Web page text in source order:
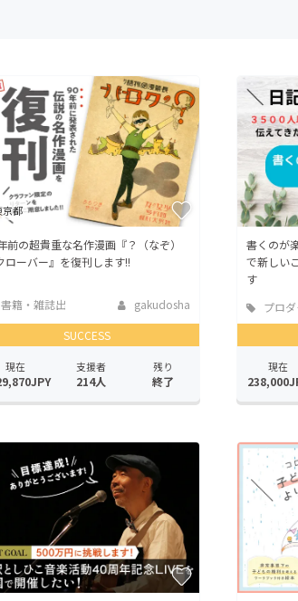
都
前の超貴重な名作漫画『？（なぞ）
ローバー』を復刊します!!
書籍・雑誌出
gakudosha
SUCCESS
現在 支援者
214人
残り
終了
書くのが
で新しい
す
プロ
現在